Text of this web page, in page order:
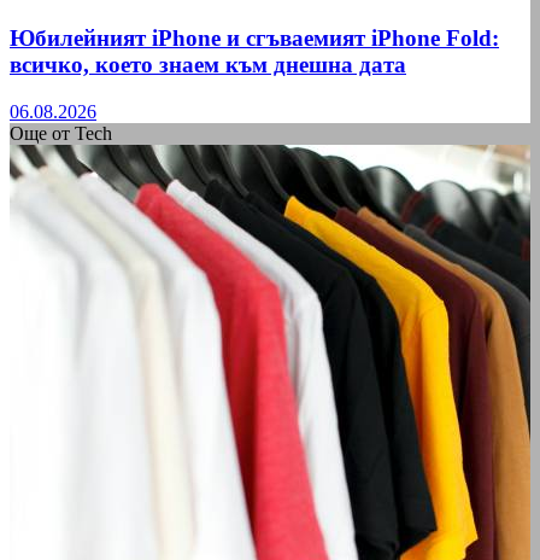
Юбилейният iPhone и сгъваемият iPhone Fold:
всичко, което знаем към днешна дата
06.08.2026
Още от Tech